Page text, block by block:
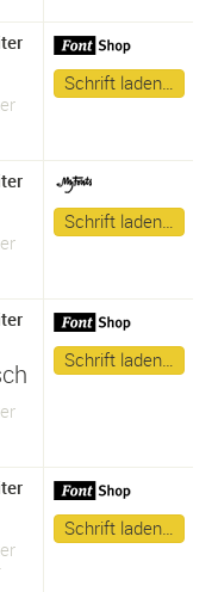
Schrift laden…
Schrift laden…
Schrift laden…
Schrift laden…